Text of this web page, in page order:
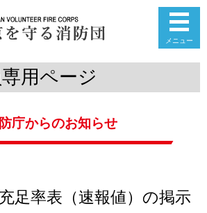
メニュー
用ページ
庁からのお知らせ
足率表（速報値）の掲示